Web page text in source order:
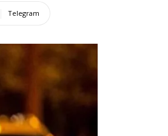
Telegram